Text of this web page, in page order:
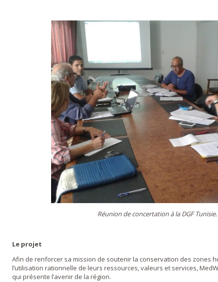
Réunion de concertation à la DGF
Le projet
Afin de renforcer sa mission de soutenir la conservation des zones
l’utilisation rationnelle de leurs ressources, valeurs et services,
qui présente l’avenir de la région.